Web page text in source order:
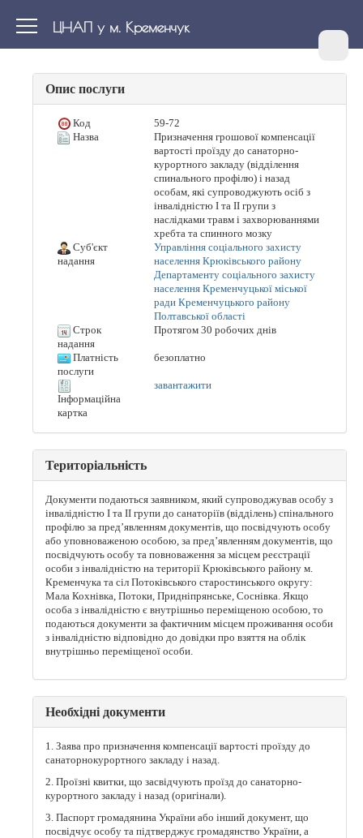
ЦНАП у м. Кременчук
Опис послуги
Код
59-72
Назва
Призначення грошової компенсації
вартості проїзду до санаторно-
курортного закладу (відділення
спинального профілю) і назад
особам, які супроводжують осіб з
інвалідністю I та II групи з
наслідками травм і захворюваннями
хребта та спинного мозку
Суб'єкт
надання
Управління соціального захисту
населення Крюківського району
Департаменту соціального захисту
населення Кременчуцької міської
ради Кременчуцького району
Полтавської області
Строк
надання
Протягом 30 робочих днів
Платність
послуги
безоплатно
Інформаційна
картка
завантажити
Територіальність
Документи подаються заявником, який супроводжував особу з
інвалідністю I та II групи до санаторіїв (відділень) спінального
профілю за пред’явленням документів, що посвідчують особу
або уповноваженою особою, за пред’явленням документів, що
посвідчують особу та повноваження за місцем реєстрації
особи з інвалідністю на території Крюківського району м.
Кременчука та сіл Потоківського старостинського округу:
Мала Кохнівка, Потоки, Придніпрянське, Соснівка. Якщо
особа з інвалідністю є внутрішньо переміщеною особою, то
подаються документи за фактичним місцем проживання особи
з інвалідністю відповідно до довідки про взяття на облік
внутрішньо переміщеної особи.
Необхідні документи
1. Заява про призначення компенсації вартості проїзду до
санаторнокурортного закладу і назад.
2. Проїзні квитки, що засвідчують проїзд до санаторно-
курортного закладу і назад (оригінали).
3. Паспорт громадянина України або інший документ, що
посвідчує особу та підтверджує громадянство України, а